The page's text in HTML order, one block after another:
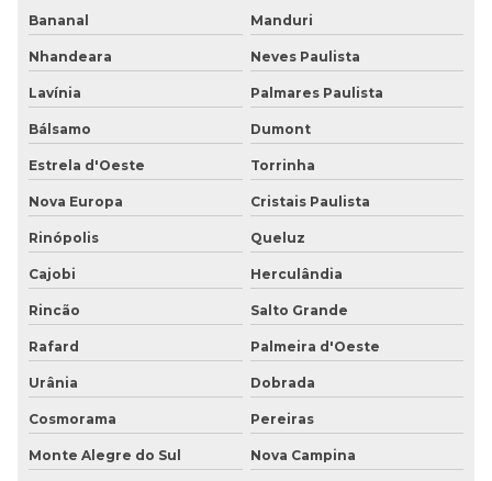
Bananal Manduri
Nhandeara Neves Paulista
Lavínia Palmares Paulista
Bálsamo Dumont
Estrela d'Oeste Torrinha
Nova Europa Cristais Paulista
Rinópolis Queluz
Cajobi Herculândia
Rincão Salto Grande
Rafard Palmeira d'Oeste
Urânia Dobrada
Cosmorama Pereiras
Monte Alegre do Sul Nova Campina